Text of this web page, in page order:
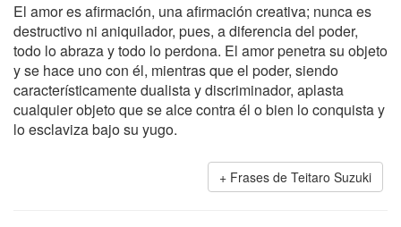
El amor es afirmación, una afirmación creativa; nunca es
destructivo ni aniquilador, pues, a diferencia del poder,
todo lo abraza y todo lo perdona. El amor penetra su objeto
y se hace uno con él, mientras que el poder, siendo
característicamente dualista y discriminador, aplasta
cualquier objeto que se alce contra él o bien lo conquista y
lo esclaviza bajo su yugo.
Frases de Teitaro Suzuki